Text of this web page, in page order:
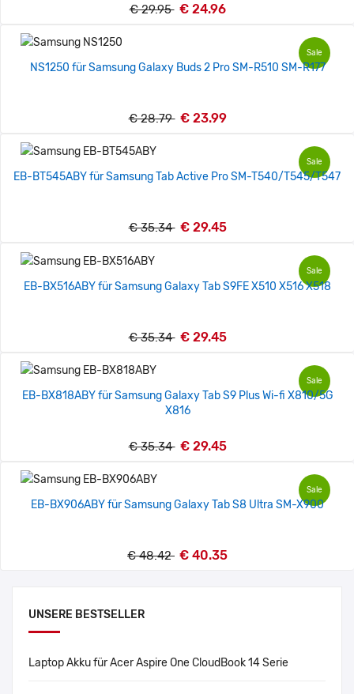
UNSERE BESTSELLER
Laptop Akku für Acer Aspire One CloudBook 14 Serie
€ 29.95 € 24.96
Sale
NS1250 für Samsung Galaxy Buds 2 Pro SM-R510 SM-R177
€ 28.79 € 23.99
Sale
EB-BT545ABY für Samsung Tab Active Pro SM-T540/T545/T547
€ 35.34 € 29.45
Sale
EB-BX516ABY für Samsung Galaxy Tab S9FE X510 X516 X518
€ 35.34 € 29.45
Sale
EB-BX818ABY für Samsung Galaxy Tab S9 Plus Wi-fi X810/5G
X816
€ 35.34 € 29.45
Sale
EB-BX906ABY für Samsung Galaxy Tab S8 Ultra SM-X900
€ 48.42 € 40.35